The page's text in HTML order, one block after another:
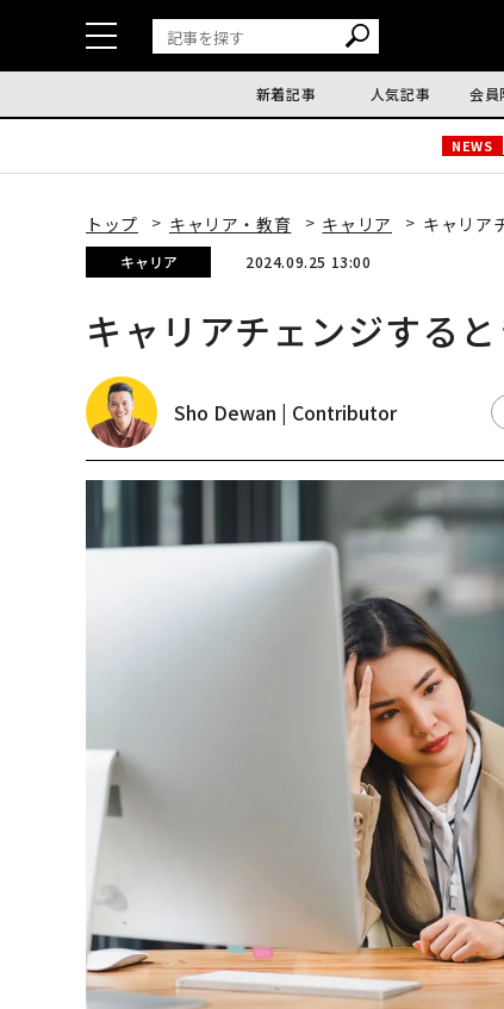
新着記事 人気記事 会員
NEWS
トップ キャリア・教育 キャリア キャリア
キャリア 2024.09.25 13:00
キャリアチェンジする
Sho Dewan | Contributor